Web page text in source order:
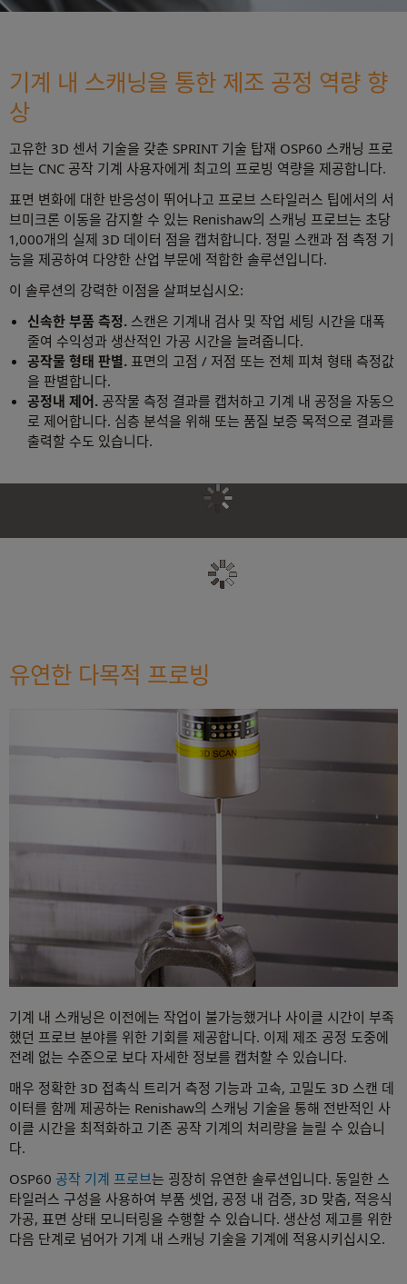
기계 내 스캐닝을 통한 제조 공정 역량 향
상
고유한 3D 센서 기술을 갖춘 SPRINT 기술 탑재 OSP60 스캐닝 프로
브는 CNC 공작 기계 사용자에게 최고의 프로빙 역량을 제공합니다.
표면 변화에 대한 반응성이 뛰어나고 프로브 스타일러스 팁에서의 서
브미크론 이동을 감지할 수 있는 Renishaw의 스캐닝 프로브는 초당
1,000개의 실제 3D 데이터 점을 캡처합니다. 정밀 스캔과 점 측정 기
능을 제공하여 다양한 산업 부문에 적합한 솔루션입니다.
이 솔루션의 강력한 이점을 살펴보십시오:
신속한 부품 측정. 스캔은 기계내 검사 및 작업 세팅 시간을 대폭
줄여 수익성과 생산적인 가공 시간을 늘려줍니다.
공작물 형태 판별. 표면의 고점 / 저점 또는 전체 피쳐 형태 측정값
을 판별합니다.
공정내 제어. 공작물 측정 결과를 캡처하고 기계 내 공정을 자동으
로 제어합니다. 심층 분석을 위해 또는 품질 보증 목적으로 결과를
출력할 수도 있습니다.
유연한 다목적 프로빙
기계 내 스캐닝은 이전에는 작업이 불가능했거나 사이클 시간이 부족
했던 프로브 분야를 위한 기회를 제공합니다. 이제 제조 공정 도중에
전례 없는 수준으로 보다 자세한 정보를 캡처할 수 있습니다.
매우 정확한 3D 접촉식 트리거 측정 기능과 고속, 고밀도 3D 스캔 데
이터를 함께 제공하는 Renishaw의 스캐닝 기술을 통해 전반적인 사
이클 시간을 최적화하고 기존 공작 기계의 처리량을 늘릴 수 있습니
다.
OSP60 공작 기계 프로브는 굉장히 유연한 솔루션입니다. 동일한 스
타일러스 구성을 사용하여 부품 셋업, 공정 내 검증, 3D 맞춤, 적응식
가공, 표면 상태 모니터링을 수행할 수 있습니다. 생산성 제고를 위한
다음 단계로 넘어가 기계 내 스캐닝 기술을 기계에 적용시키십시오.